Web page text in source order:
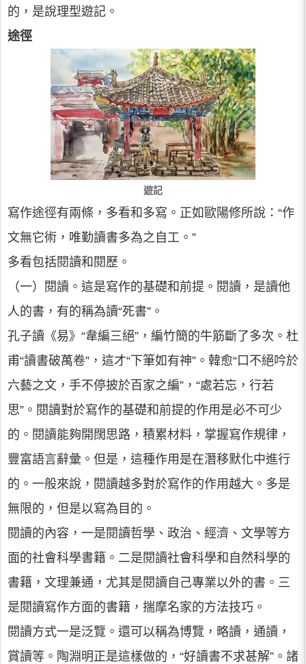
的，是說理型遊記。
途徑
遊記
寫作途徑有兩條，多看和多寫。正如歐陽修所說：“作
文無它術，唯勤讀書多為之自工。”
多看包括閱讀和閱歷。
（一）閱讀。這是寫作的基礎和前提。閱讀，是讀他
人的書，有的稱為讀“死書”。
孔子讀《易》“韋編三絕”，編竹簡的牛筋斷了多次。杜
甫“讀書破萬卷”，這才“下筆如有神”。韓愈“口不絕吟於
六藝之文，手不停披於百家之編”，“處若忘，行若
思”。閱讀對於寫作的基礎和前提的作用是必不可少
的。閱讀能夠開闊思路，積累材料，掌握寫作規律，
豐富語言辭彙。但是，這種作用是在潛移默化中進行
的。一般來說，閱讀越多對於寫作的作用越大。多是
無限的，但是以寫為目的。
閱讀的內容，一是閱讀哲學、政治、經濟、文學等方
面的社會科學書籍。二是閱讀社會科學和自然科學的
書籍，文理兼通，尤其是閱讀自己專業以外的書。三
是閱讀寫作方面的書籍，揣摩名家的方法技巧。
閱讀方式一是泛覽。還可以稱為博覽，略讀，通讀，
賞讀等。陶淵明正是這樣做的，“好讀書不求甚解”。諸